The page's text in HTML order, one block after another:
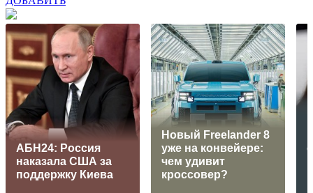
АБН24: Россия
наказала США за
поддержку Киева
Новый Freelander 8
уже на конвейере:
чем удивит
кроссовер?